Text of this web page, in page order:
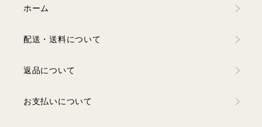
ホーム
配送・送料について
返品について
お支払いについて